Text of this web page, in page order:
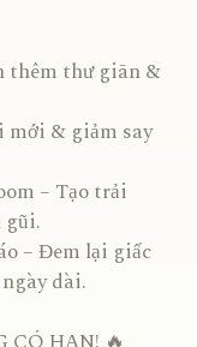
thêm thư giãn &
mới & giảm say
– Tạo trải
– Đem lại giấc
dài.